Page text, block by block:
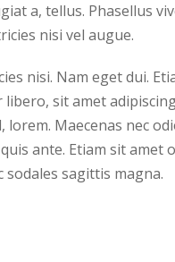
a, tellus. Phasellus
nisi vel augue.
nisi. Nam eget dui.
sit amet
Maecenas nec
ante. Etiam sit
sagittis magna.